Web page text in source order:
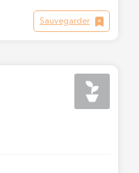
Sauvegarder